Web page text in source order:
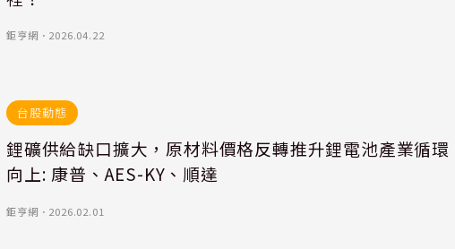
鉅亨網 ． 2026.04.22
台股動態
鋰礦供給缺口擴大，原材料價格反轉推升鋰電池產業循環
向上: 康普、AES-KY、順達
鉅亨網 ． 2026.02.01